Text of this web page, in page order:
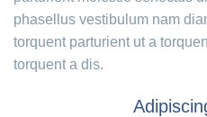
phasellus vestibulum nam
torquent parturient ut a
torquent a dis.